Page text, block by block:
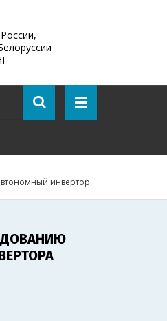
инвертор